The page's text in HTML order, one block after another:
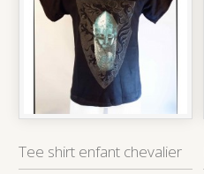
Tee shirt enfant chevalier